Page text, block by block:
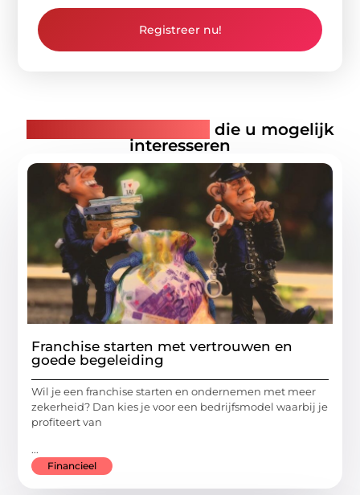
Registreer nu!
die u mogelijk
interesseren
Franchise starten met vertrouwen en
goede begeleiding
Wil je een franchise starten en ondernemen met meer
zekerheid? Dan kies je voor een bedrijfsmodel waarbij je
profiteert van
...
Financieel